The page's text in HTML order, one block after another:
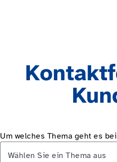
Um welches Thema geht es
Wählen Sie ein Thema aus